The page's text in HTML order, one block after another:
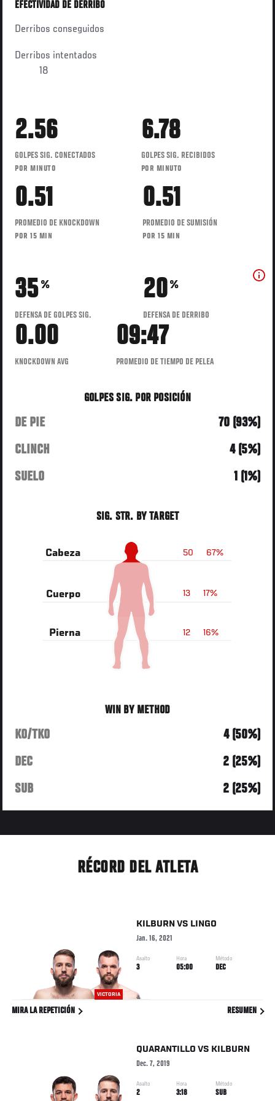
EFECTIVIDAD DE DERRIBO
Derribos conseguidos
Derribos intentados
18
2.56
GOLPES SIG. CONECTADOS
POR MINUTO
6.78
GOLPES SIG. RECIBIDOS
POR MINUTO
0.51
PROMEDIO DE KNOCKDOWN
POR 15 MIN
0.51
PROMEDIO DE SUMISIÓN
POR 15 MIN
35 %
DEFENSA DE GOLPES SIG.
20 %
DEFENSA DE DERRIBO
0.00
KNOCKDOWN AVG
09:47
PROMEDIO DE TIEMPO DE PELEA
GOLPES SIG. POR POSICIÓN
DE PIE
70 (93%)
CLINCH
4 (5%)
SUELO
1 (1%)
SIG. STR. BY TARGET
67%
50
Cabeza
17%
13
Cuerpo
16%
12
Pierna
WIN BY METHOD
KO/TKO
4 (50%)
DEC
2 (25%)
SUB
2 (25%)
RÉCORD DEL ATLETA
VICTORIA
KILBURN VS LINGO
Jan. 16, 2021
Asalto
3
Hora
05:00
Método
DEC
MIRA LA REPETICIÓN RESUMEN
QUARANTILLO VS KILBURN
Dec. 7, 2019
Asalto
2
Hora
3:18
Método
SUB